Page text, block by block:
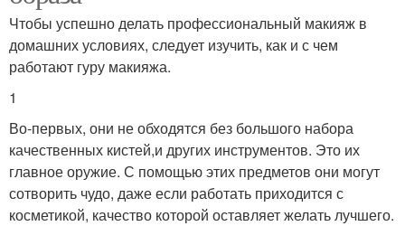
Чтобы успешно делать профессиональный макияж в
домашних условиях, следует изучить, как и с чем
работают гуру макияжа.
1
Во-первых, они не обходятся без большого набора
качественных кистей,и других инструментов. Это их
главное оружие. С помощью этих предметов они могут
сотворить чудо, даже если работать приходится с
косметикой, качество которой оставляет желать лучшего.